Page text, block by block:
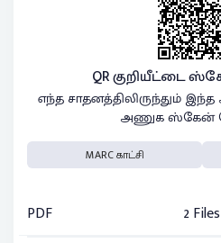
QR குறியீட்டை
எந்த சாதனத்திலிருந்தும்
அணுக ஸ்கேன்
MARC காட்சி
PDF
2 Files